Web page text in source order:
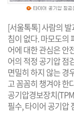
[서울톡톡] 사람의
침이 없다. 마모도의
어에 대한 관심은 안
어의 적정 공기압 점
면밀히 하지 않는 경
고 꼼꼼히 챙겨야 한
공기압경보장치
필수, 타이어 공기압